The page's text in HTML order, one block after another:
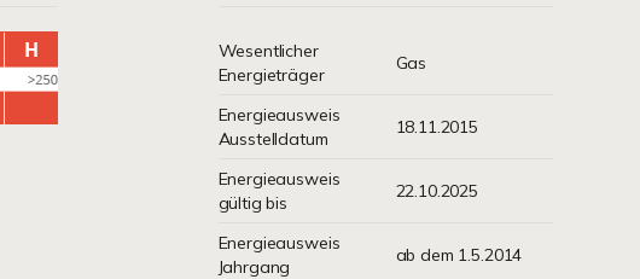
Wesentlicher
Energieträger
Gas
Energieausweis
Ausstelldatum
18.11.2015
Energieausweis
gültig bis
22.10.2025
Energieausweis
Jahrgang
ab dem 1.5.2014